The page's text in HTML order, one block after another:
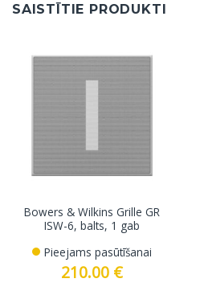
SAISTĪTIE PRODUKTI
Bowers & Wilkins Grille GR
ISW-6, balts, 1 gab
Pieejams pasūtīšanai
210.00 €